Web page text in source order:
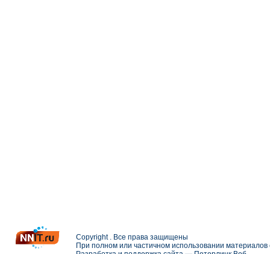
Copyright . Все права защищены
При полном или частичном использовании